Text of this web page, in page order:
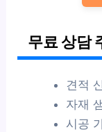
무료 상담
견적
자재
시공